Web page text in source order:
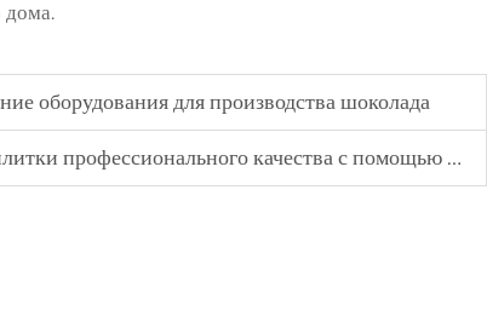
дома.
оборудования для производства шоколада
профессионального качества с помощью машины